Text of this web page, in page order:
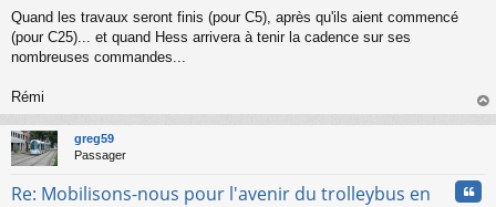
g
e
o
l
u
Quand les travaux seront finis (pour C5), après qu'ils aient commencé
(pour C25)... et quand Hess arrivera à tenir la cadence sur ses
nombreuses commandes...
Rémi
au
greg59
Passager
Re: Mobilisons-nous pour l'avenir du trolleybus en